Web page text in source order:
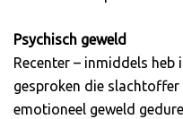
Psychisch geweld
Recenter – inmiddels
gesproken die
emotioneel geweld